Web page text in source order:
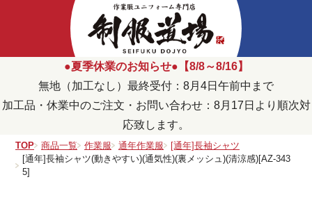
●夏季休業のお知らせ●【8/8～8/16】
無地（加工なし）最終受付：8月4日午前中まで
加工品・休業中のご注文・お問い合わせ：8月17日より順次対
応致します。
TOP 商品一覧 作業服 通年作業服
[通年]長袖シャツ
[通年]長袖シャツ(動きやすい)(通気性)(裏メッシュ)(清涼感)[AZ-343
5]